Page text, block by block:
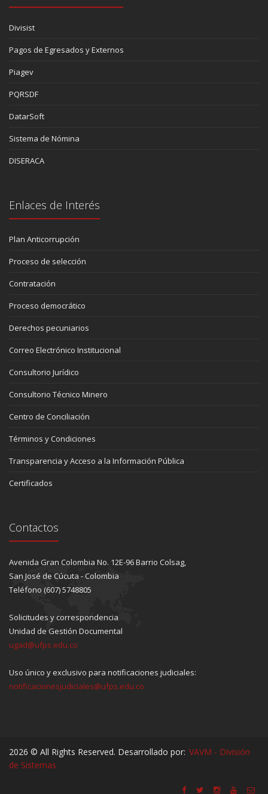
Divisist
Pagos de Egresados y Externos
Piagev
PQRSDF
DatarSoft
Sistema de Nómina
DISERACA
Enlaces de Interés
Plan Anticorrupción
Proceso de selección
Contratación
Proceso democrático
Derechos pecuniarios
Correo Electrónico Institucional
Consultorio Jurídico
Consultorio Técnico Minero
Centro de Conciliación
Términos y Condiciones
Transparencia y Acceso a la Información Pública
Certificados
Contactos
Avenida Gran Colombia No. 12E-96 Barrio Colsag,
San José de Cúcuta - Colombia
Teléfono (607) 5748805
Solicitudes y correspondencia
Unidad de Gestión Documental
ugad@ufps.edu.co
Uso único y exclusivo para notificaciones judiciales:
notificacionesjudiciales@ufps.edu.co
2026 © All Rights Reserved. Desarrollado por: VAVM - División
de Sistemas